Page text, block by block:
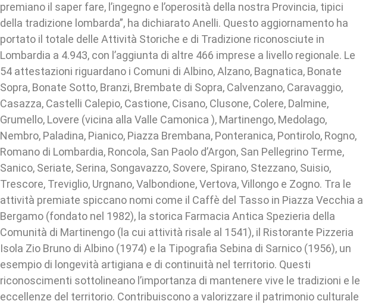
premiano il saper fare, l’ingegno e l’operosità della nostra Provincia, tipici
della tradizione lombarda”, ha dichiarato Anelli. Questo aggiornamento ha
portato il totale delle Attività Storiche e di Tradizione riconosciute in
Lombardia a 4.943, con l’aggiunta di altre 466 imprese a livello regionale. Le
54 attestazioni riguardano i Comuni di Albino, Alzano, Bagnatica, Bonate
Sopra, Bonate Sotto, Branzi, Brembate di Sopra, Calvenzano, Caravaggio,
Casazza, Castelli Calepio, Castione, Cisano, Clusone, Colere, Dalmine,
Grumello, Lovere (vicina alla Valle Camonica ), Martinengo, Medolago,
Nembro, Paladina, Pianico, Piazza Brembana, Ponteranica, Pontirolo, Rogno,
Romano di Lombardia, Roncola, San Paolo d’Argon, San Pellegrino Terme,
Sanico, Seriate, Serina, Songavazzo, Sovere, Spirano, Stezzano, Suisio,
Trescore, Treviglio, Urgnano, Valbondione, Vertova, Villongo e Zogno. Tra le
attività premiate spiccano nomi come il Caffè del Tasso in Piazza Vecchia a
Bergamo (fondato nel 1982), la storica Farmacia Antica Spezieria della
Comunità di Martinengo (la cui attività risale al 1541), il Ristorante Pizzeria
Isola Zio Bruno di Albino (1974) e la Tipografia Sebina di Sarnico (1956), un
esempio di longevità artigiana e di continuità nel territorio. Questi
riconoscimenti sottolineano l’importanza di mantenere vive le tradizioni e le
eccellenze del territorio. Contribuiscono a valorizzare il patrimonio culturale